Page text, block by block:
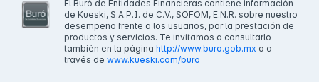
El Buró de Entidades Financieras contiene información
de Kueski, S.A.P.I. de C.V., SOFOM, E.N.R. sobre nuestro
desempeño frente a los usuarios, por la prestación de
productos y servicios. Te invitamos a consultarlo
también en la página http://www.buro.gob.mx o a
través de www.kueski.com/buro